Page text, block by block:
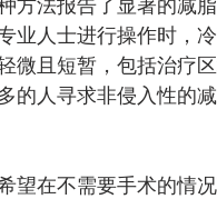
方法报告了显著的减脂
业人士进行操作时，
微且短暂，包括治疗
的人寻求非侵入性的
望在不需要手术的情